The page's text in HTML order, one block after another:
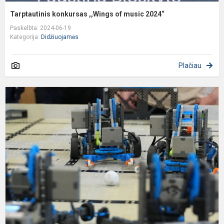
Tarptautinis konkursas ,,Wings of music 2024“
Paskelbta: 2024-06-19
Kategorija: Didžiuojamės
Plačiau